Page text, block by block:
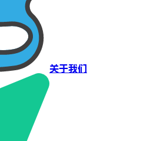
关于我们